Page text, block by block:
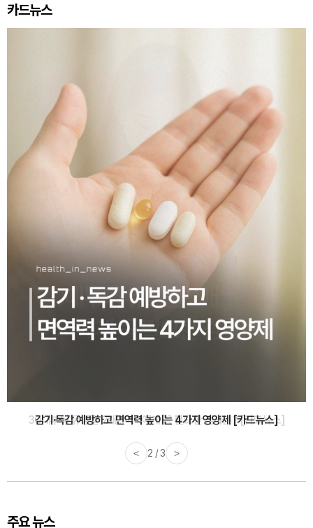
카드뉴스
감기·독감 예방하고 면역력 높이는 4가지 영양제 [카드뉴스]
< 3 / 3 >
주요 뉴스